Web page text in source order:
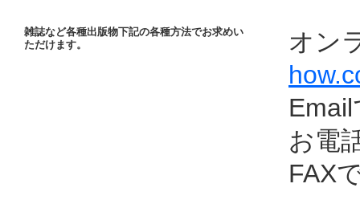
雑誌など各種出版物下記の各種方法でお求めい
ただけます。
オン
お電
FAX